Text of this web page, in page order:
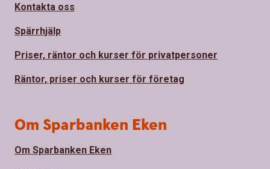
Kontakta oss
Spärrhjälp
Priser, räntor och kurser för privatpersoner
Räntor, priser och kurser för företag
Om Sparbanken Eken
Om Sparbanken Eken